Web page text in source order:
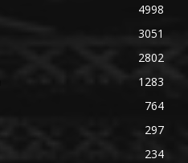
4998
3051
2802
1283
764
297
234